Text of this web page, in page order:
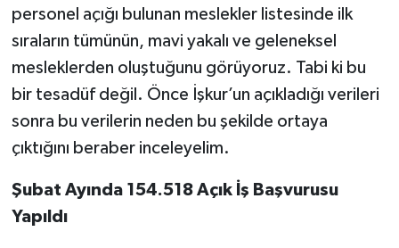
personel açığı bulunan meslekler listesinde ilk
sıraların tümünün, mavi yakalı ve geleneksel
mesleklerden oluştuğunu görüyoruz. Tabi ki bu
bir tesadüf değil. Önce İşkur’un açıkladığı verileri
sonra bu verilerin neden bu şekilde ortaya
çıktığını beraber inceleyelim.
Şubat Ayında 154.518 Açık İş Başvurusu
Yapıldı